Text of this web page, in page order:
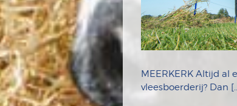
MEERKERK Altijd
vleesboerderij? Dan